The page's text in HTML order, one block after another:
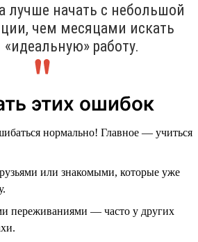
лучше начать с небольшой
чем месяцами искать
«идеальную» работу.
этих ошибок
нормально! Главное — учиться
или знакомыми, которые уже
переживаниями — часто у других